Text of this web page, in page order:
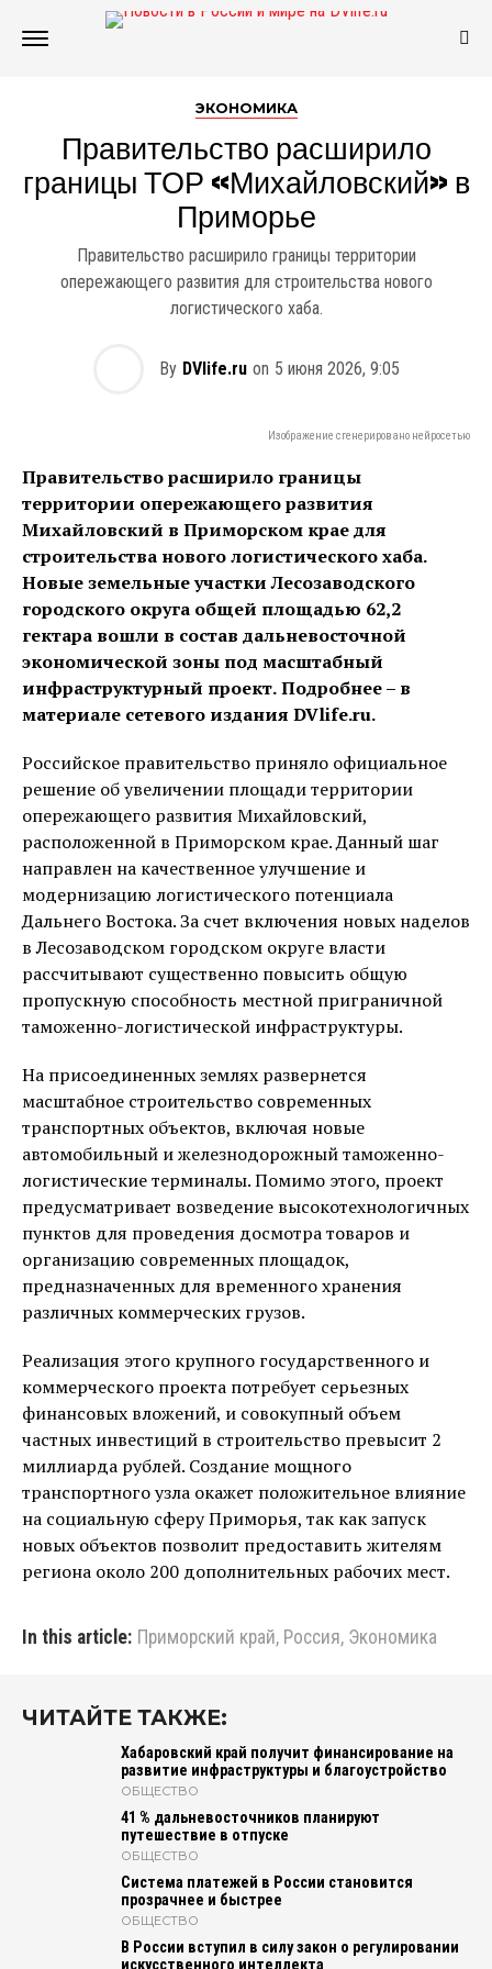
ЭКОНОМИКА
Правительство расширило
границы ТОР «Михайловский» в
Приморье
Правительство расширило границы территории
опережающего развития для строительства нового
логистического хаба.
By DVlife.ru on 5 июня 2026, 9:05
Изображение сгенерировано нейросетью
Правительство расширило границы
территории опережающего развития
Михайловский в Приморском крае для
строительства нового логистического хаба.
Новые земельные участки Лесозаводского
городского округа общей площадью 62,2
гектара вошли в состав дальневосточной
экономической зоны под масштабный
инфраструктурный проект.Подробнее – в
материале сетевого издания DVlife.ru.
Российское правительство приняло официальное
решение об увеличении площади территории
опережающего развития Михайловский,
расположенной в Приморском крае. Данный шаг
направлен на качественное улучшение и
модернизацию логистического потенциала
Дальнего Востока. За счет включения новых наделов
в Лесозаводском городском округе власти
рассчитывают существенно повысить общую
пропускную способность местной приграничной
таможенно-логистической инфраструктуры.
На присоединенных землях развернется
масштабное строительство современных
транспортных объектов, включая новые
автомобильный и железнодорожный таможенно-
логистические терминалы. Помимо этого, проект
предусматривает возведение высокотехнологичных
пунктов для проведения досмотра товаров и
организацию современных площадок,
предназначенных для временного хранения
различных коммерческих грузов.
Реализация этого крупного государственного и
коммерческого проекта потребует серьезных
финансовых вложений, и совокупный объем
частных инвестиций в строительство превысит 2
миллиарда рублей. Создание мощного
транспортного узла окажет положительное влияние
на социальную сферу Приморья, так как запуск
новых объектов позволит предоставить жителям
региона около 200 дополнительных рабочих мест.
In this article: Приморский край, Россия, Экономика
ЧИТАЙТЕ ТАКЖЕ:
Хабаровский край получит финансирование на
развитие инфраструктуры и благоустройство
ОБЩЕСТВО
41 % дальневосточников планируют
путешествие в отпуске
ОБЩЕСТВО
Система платежей в России становится
прозрачнее и быстрее
ОБЩЕСТВО
В России вступил в силу закон о регулировании
искусственного интеллекта